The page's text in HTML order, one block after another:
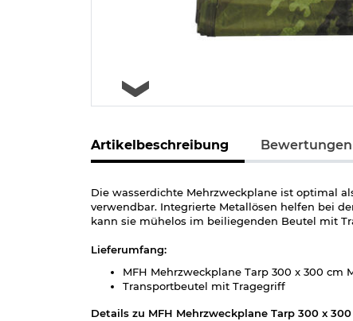
Artikelbeschreibung Bewertungen
Die wasserdichte Mehrzweckplane ist optimal
verwendbar. Integrierte Metallösen helfen bei
kann sie mühelos im beiliegenden Beutel mit
Lieferumfang:
MFH Mehrzweckplane Tarp 300 x 300 cm
Transportbeutel mit Tragegriff
Details zu MFH Mehrzweckplane Tarp 300 x